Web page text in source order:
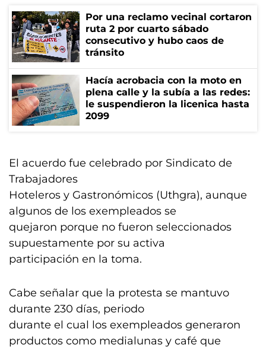
Por una reclamo vecinal cortaron
ruta 2 por cuarto sábado
consecutivo y hubo caos de
tránsito
Hacía acrobacia con la moto en
plena calle y la subía a las redes:
le suspendieron la licenica hasta
2099
El acuerdo fue celebrado por Sindicato de
Trabajadores
Hoteleros y Gastronómicos (Uthgra), aunque
algunos de los exempleados se
quejaron porque no fueron seleccionados
supuestamente por su activa
participación en la toma.
Cabe señalar que la protesta se mantuvo
durante 230 días, periodo
durante el cual los exempleados generaron
productos como medialunas y café que